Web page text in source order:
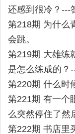
还感到很冷？---
第218期 为什么
会跳。
第219期 大雄练
是怎么练成的？
第220期 什么时
第221期 有一个
么突然停住了然
第222期 书店里